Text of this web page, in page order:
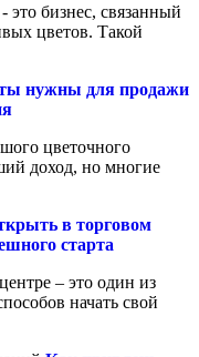
это бизнес, связанный
цветов. Такой
нужны для продажи
цветочного
доход, но многие
в торговом
старта
– это один из
начать свой